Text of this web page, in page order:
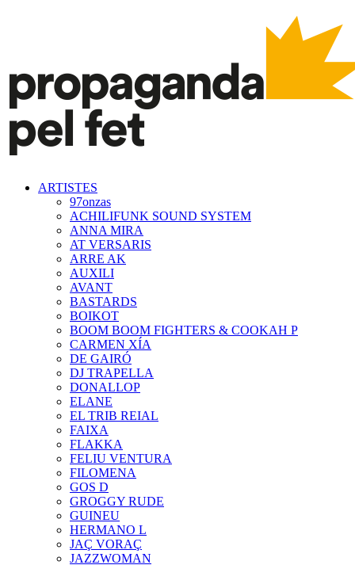
ARTISTES
97onzas
ACHILIFUNK SOUND SYSTEM
ANNA MIRA
AT VERSARIS
ARRE AK
AUXILI
AVANT
BASTARDS
BOIKOT
BOOM BOOM FIGHTERS & COOKAH P
CARMEN XÍA
DE GAIRÓ
DJ TRAPELLA
DONALLOP
ELANE
EL TRIB REIAL
FAIXA
FLAKKA
FELIU VENTURA
FILOMENA
GOS D
GROGGY RUDE
GUINEU
HERMANO L
JAÇ VORAÇ
JAZZWOMAN